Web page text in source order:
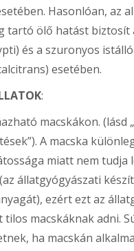
Hasonlóan, az
tartó ölő hatást biztosít
és a szuronyos
esetében.
:
macskákon. (lásd
A macska
miatt nem tudja
állatgyógyászati
ezért ezt az
tilos macskáknak adni.
ha macskán